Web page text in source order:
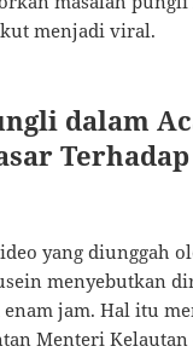
menjadi viral.
dalam
yang diunggah
menyebutkan
jam. Hal itu
Menteri Kelautan